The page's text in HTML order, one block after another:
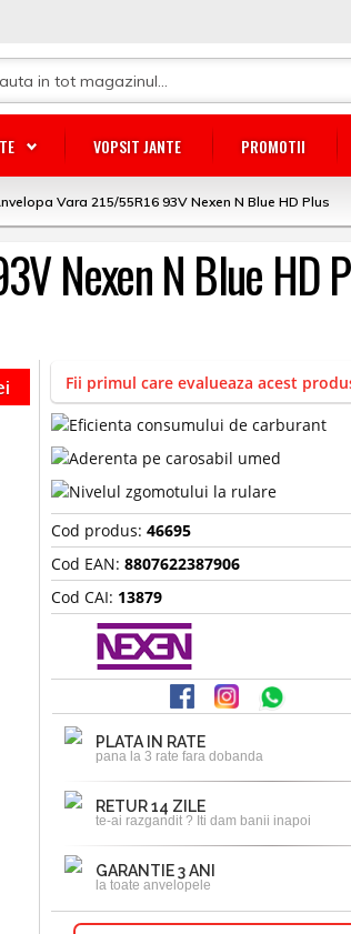
VOPSIT JANTE PROMOTII
Vara 215/55R16 93V Nexen N Blue HD Plus
Nexen N Blue HD
Fii primul care evalueaza acest
Cod produs:46695
Cod EAN:8807622387906
Cod CAI: 13879
PLATA IN RATE
pana la 3 rate fara dobanda
RETUR 14 ZILE
te-ai razgandit ? Iti dam banii inapoi
GARANTIE 3 ANI
la toate anvelopele